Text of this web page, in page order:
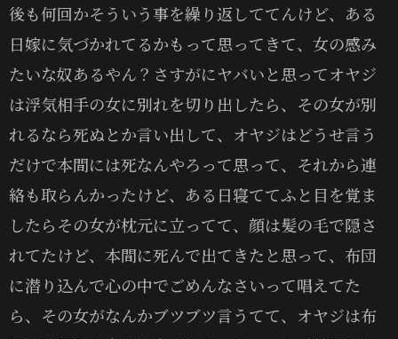
後も何回かそういう事を繰り返しててんけど、ある
日嫁に気づかれてるかもって思ってきて、女の感み
たいな奴あるやん？さすがにヤバいと思ってオヤジ
は浮気相手の女に別れを切り出したら、その女が別
れるなら死ぬとか言い出して、オヤジはどうせ言う
だけで本間には死なんやろって思って、それから連
絡も取らんかったけど、ある日寝ててふと目を覚ま
したらその女が枕元に立ってて、顔は髪の毛で隠さ
れてたけど、本間に死んで出てきたと思って、布団
に潜り込んで心の中でごめんなさいって唱えてた
ら、その女がなんかブツブツ言うてて、オヤジは布